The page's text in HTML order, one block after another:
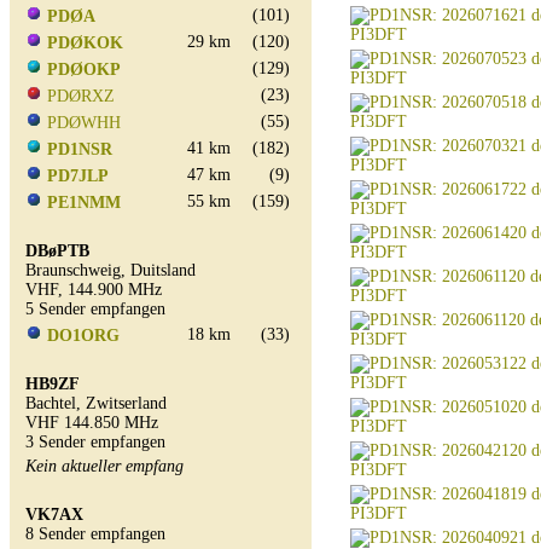
PDØA
(101)
PDØKOK
29 km
(120)
PDØOKP
(129)
PDØRXZ
(23)
PDØWHH
(55)
PD1NSR
41 km
(182)
PD7JLP
47 km
(9)
PE1NMM
55 km (159)
DBøPTB
Braunschweig, Duitsland
VHF, 144.900 MHz
5 Sender empfangen
DO1ORG
18 km (33)
HB9ZF
Bachtel, Zwitserland
VHF 144.850 MHz
3 Sender empfangen
Kein aktueller empfang
VK7AX
8 Sender empfangen